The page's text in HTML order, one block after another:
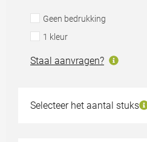
Geen bedrukking
1 kleur
Staal aanvragen?
Selecteer het aantal stuks